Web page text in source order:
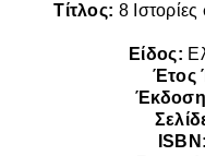
Τίτλος: 8
Είδος:
Έτος
ISBN: